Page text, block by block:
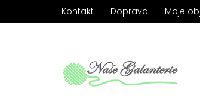
Kontakt Doprava Moje